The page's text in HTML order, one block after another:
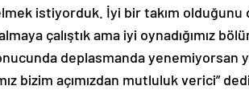
istiyorduk. İyi bir takım olduğunu
çalıştık ama iyi oynadığımız
deplasmanda yenemiyorsan
bizim açımızdan mutluluk verici”